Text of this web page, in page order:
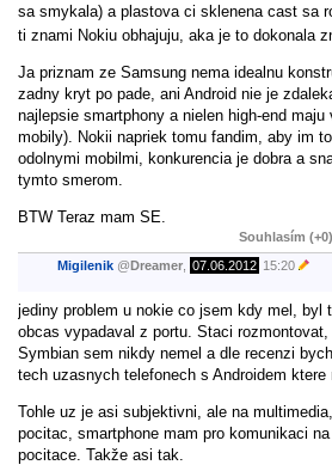
sa smykala) a plastova ci sklenena cast sa
ti znami Nokiu obhajuju, aka je to dokonala
Ja priznam ze Samsung nema idealnu
zadny kryt po pade, ani Android nie je
najlepsie smartphony a nielen high-end
mobily). Nokii napriek tomu fandim, aby im
odolnymi mobilmi, konkurencia je dobra a
tymto smerom.
BTW Teraz mam SE.
Souhlasím (+0)
Migilenik @ Dreamer 07.06.2012 15:20
jediny problem u nokie co jsem kdy mel, byl
obcas vypadaval z portu. Staci rozmontovat,
Symbian sem nikdy nemel a dle recenzi
tech uzasnych telefonech s Androidem ktere
Tohle uz je asi subjektivni, ale na
pocitac, smartphone mam pro komunikaci
pocitace. Takže asi tak.